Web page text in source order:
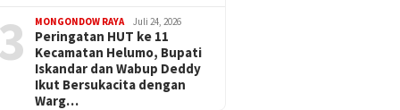
MONGONDOW RAYA Juli 24, 2026
Peringatan HUT ke 11
Kecamatan Helumo, Bupati
Iskandar dan Wabup Deddy
Ikut Bersukacita dengan
Warg…